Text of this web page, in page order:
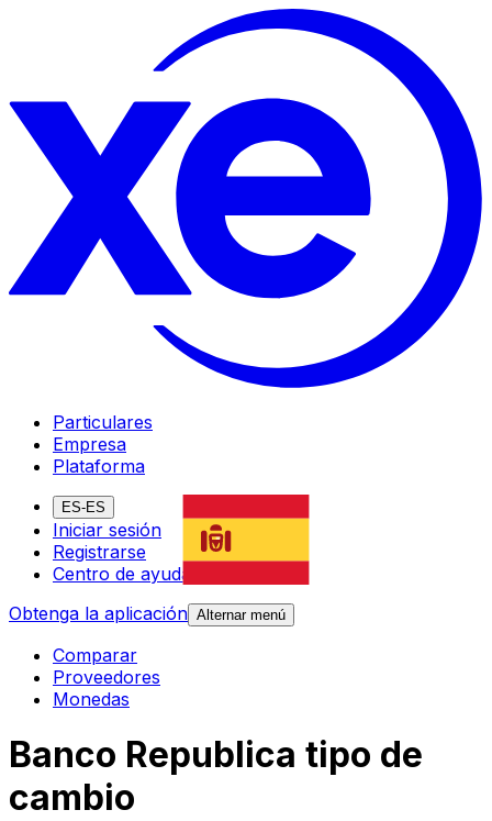
Particulares
Empresa
Plataforma
ES-ES
Iniciar sesión
Registrarse
Centro de ayuda
Obtenga la aplicación Alternar menú
Comparar
Proveedores
Monedas
Banco Republica tipo de
cambio